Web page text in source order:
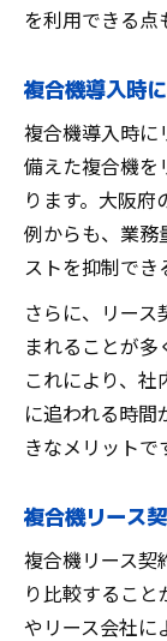
を利用できる点
複合機導入時
複合機導入時に
備えた複合機を
ります。大阪
例からも、業務
ストを抑制でき
さらに、リース
まれることが多
これにより、社
に追われる時間
きなメリットで
複合機リース
複合機リース契
り比較すること
やリース会社に